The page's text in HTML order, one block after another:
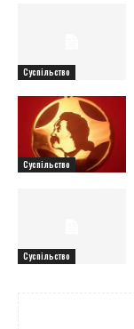
Суспільство
Суспільство
Суспільство